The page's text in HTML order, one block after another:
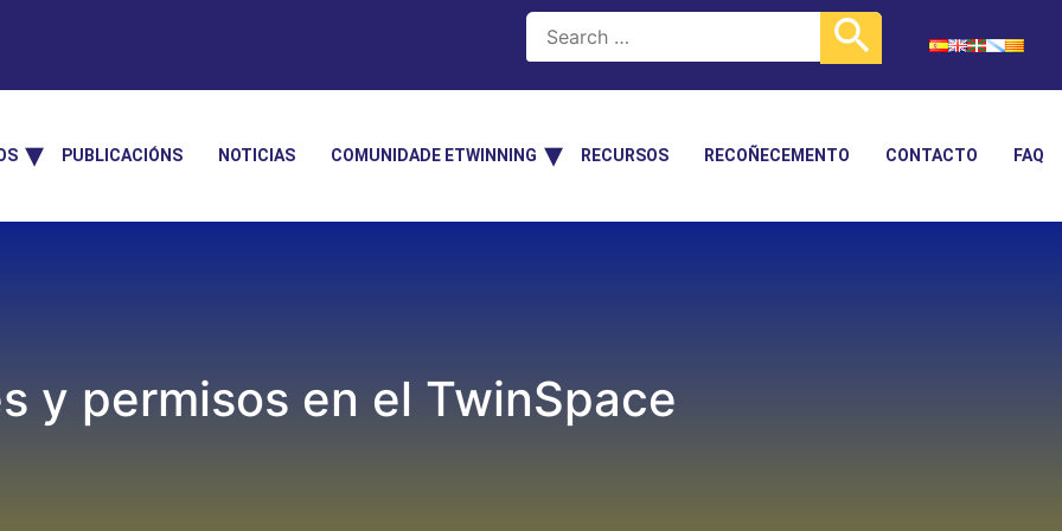
PUBLICACIÓNS NOTICIAS COMUNIDADE ETWINNING RECURSOS RECOÑECEMENTO CONTACTO FAQ
y permisos en el TwinSpace